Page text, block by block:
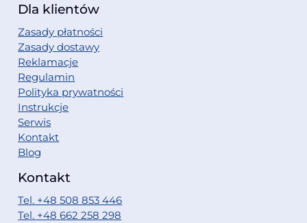
Dla klientów
Zasady płatności
Zasady dostawy
Reklamacje
Regulamin
Polityka prywatności
Instrukcje
Serwis
Kontakt
Blog
Kontakt
Tel. +48 508 853 446
Tel. +48 662 258 298